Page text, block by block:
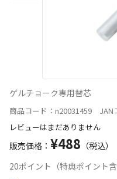
ゲルチョーク専用替芯
商品コード：n20031459 JAN
レビューはまだありません
販売価格： ¥488 （税込）
20ポイント（特典ポイント含